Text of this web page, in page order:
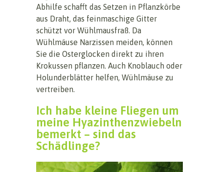
Abhilfe schafft das Setzen in Pflanzkörbe
aus Draht, das feinmaschige Gitter
schützt vor Wühlmausfraß. Da
Wühlmäuse Narzissen meiden, können
Sie die Osterglocken direkt zu ihren
Krokussen pflanzen. Auch Knoblauch oder
Holunderblätter helfen, Wühlmäuse zu
vertreiben.
Ich habe kleine Fliegen um
meine Hyazinthenzwiebeln
bemerkt – sind das
Schädlinge?